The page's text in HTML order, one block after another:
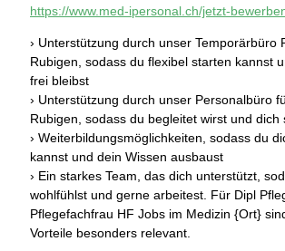
https://www.med-ipersonal.ch/jetzt-
› Unterstützung durch unser Temporärbüro
Rubigen, sodass du flexibel starten kannst
frei bleibst
› Unterstützung durch unser Personalbüro
Rubigen, sodass du begleitet wirst und dich
› Weiterbildungsmöglichkeiten, sodass du
kannst und dein Wissen ausbaust
› Ein starkes Team, das dich unterstützt,
wohlfühlst und gerne arbeitest. Für Dipl
Pflegefachfrau HF Jobs im Medizin {Ort}
Vorteile besonders relevant.